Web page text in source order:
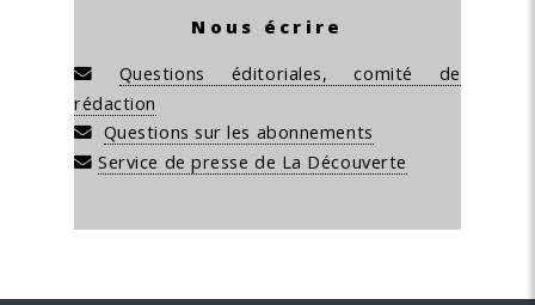
Nous écrire
Questions éditoriales, comité de
rédaction
Questions sur les abonnements
Service de presse de La Découverte